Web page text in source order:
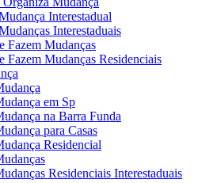
Interestadual
Interestaduais
Fazem Mudanças
Fazem Mudanças Residenciais
em Sp
na Barra Funda
para Casas
Residencial
Residenciais Interestaduais